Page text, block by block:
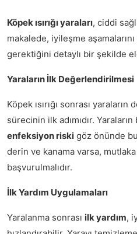
Köpek ısırığı yaraları, ciddi
makalede, iyileşme
gerektiğini detaylı bir şekilde
Yaraların İlk Değerlendirilmesi
Köpek ısırığı sonrası
sürecinin ilk adımıdır.
enfeksiyon riski göz önünde
derin ve kanama varsa,
başvurulmalıdır.
İlk Yardım Uygulamaları
Yaralanma sonrası ilk yardım,